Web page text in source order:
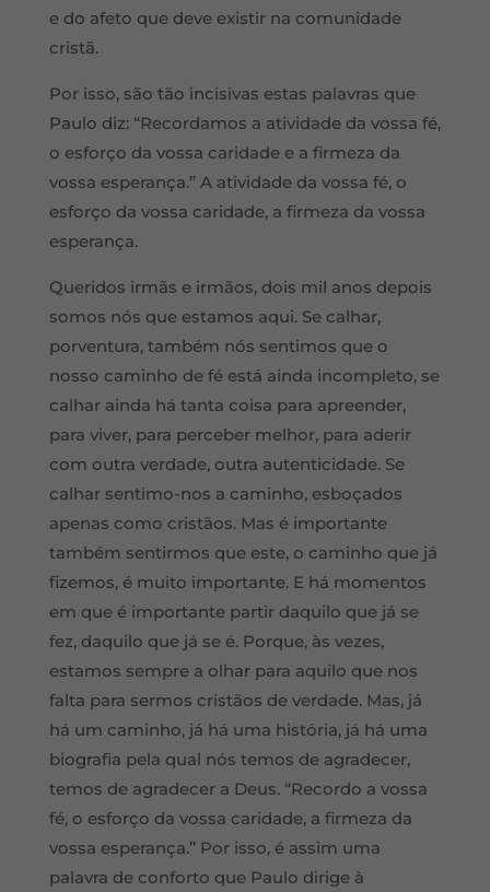
e do afeto que deve existir na comunidade
cristã.
Por isso, são tão incisivas estas palavras que
Paulo diz: “Recordamos a atividade da vossa fé,
o esforço da vossa caridade e a firmeza da
vossa esperança.” A atividade da vossa fé, o
esforço da vossa caridade, a firmeza da vossa
esperança.
Queridos irmãs e irmãos, dois mil anos depois
somos nós que estamos aqui. Se calhar,
porventura, também nós sentimos que o
nosso caminho de fé está ainda incompleto, se
calhar ainda há tanta coisa para apreender,
para viver, para perceber melhor, para aderir
com outra verdade, outra autenticidade. Se
calhar sentimo-nos a caminho, esboçados
apenas como cristãos. Mas é importante
também sentirmos que este, o caminho que já
fizemos, é muito importante. E há momentos
em que é importante partir daquilo que já se
fez, daquilo que já se é. Porque, às vezes,
estamos sempre a olhar para aquilo que nos
falta para sermos cristãos de verdade. Mas, já
há um caminho, já há uma história, já há uma
biografia pela qual nós temos de agradecer,
temos de agradecer a Deus. “Recordo a vossa
fé, o esforço da vossa caridade, a firmeza da
vossa esperança.” Por isso, é assim uma
palavra de conforto que Paulo dirige à